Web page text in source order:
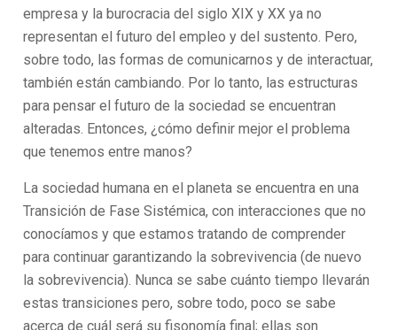
empresa y la burocracia del siglo XIX y XX ya no
representan el futuro del empleo y del sustento. Pero,
sobre todo, las formas de comunicarnos y de interactuar,
también están cambiando. Por lo tanto, las estructuras
para pensar el futuro de la sociedad se encuentran
alteradas. Entonces, ¿cómo definir mejor el problema
que tenemos entre manos?
La sociedad humana en el planeta se encuentra en una
Transición de Fase Sistémica, con interacciones que no
conocíamos y que estamos tratando de comprender
para continuar garantizando la sobrevivencia (de nuevo
la sobrevivencia). Nunca se sabe cuánto tiempo llevarán
estas transiciones pero, sobre todo, poco se sabe
acerca de cuál será su fisonomía final; ellas son